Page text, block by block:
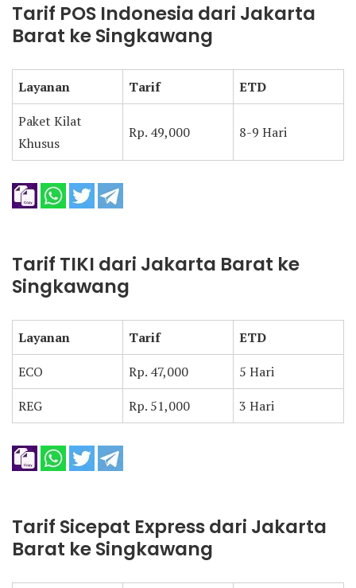
Tarif POS Indonesia dari Jakarta
Barat ke Singkawang
Layanan Tarif
ETD
Paket Kilat
Khusus
Rp. 49,000 8-9 Hari
Tarif TIKI dari Jakarta Barat ke
Singkawang
Layanan Tarif
ETD
ECO
Rp. 47,000
5 Hari
REG
Rp. 51,000 3 Hari
Tarif Sicepat Express dari Jakarta
Barat ke Singkawang